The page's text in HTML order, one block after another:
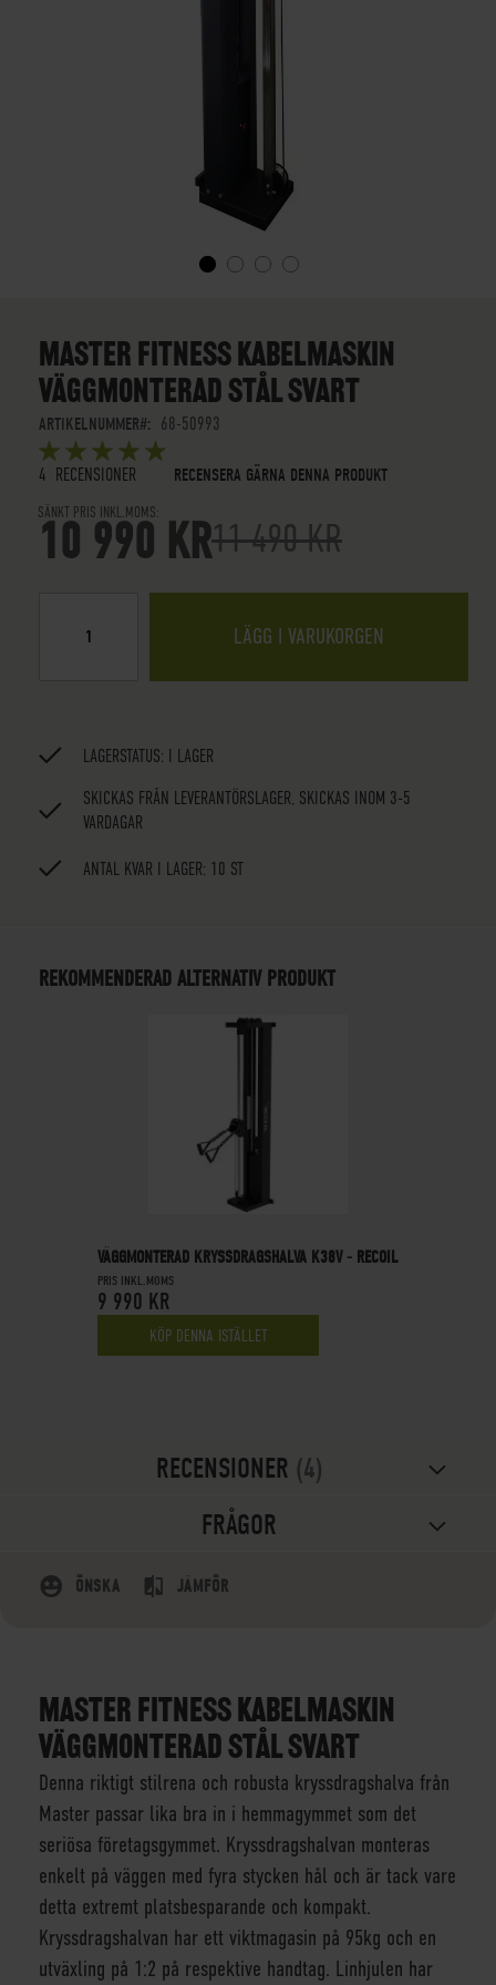
BEGINNING
IMAGES
GALLERY
MASTER FITNESS KABELMASKIN
VÄGGMONTERAD STÅL SVART
ARTIKELNUMMER
68-50993
BETYG:
5OUT OF5
STARS
4 RECENSIONER RECENSERA GÄRNA DENNA PRODUKT
SÄNKT PRIS INKL.MOMS
10 990 KR11 490 KR
LÄGG I VARUKORGEN
LAGERSTATUS: I LAGER
SKICKAS FRÅN LEVERANTÖRSLAGER, SKICKAS INOM 3-5
VARDAGAR
ANTAL KVAR I LAGER: 10 ST
REKOMMENDERAD ALTERNATIV PRODUKT
VÄGGMONTERAD KRYSSDRAGSHALVA K38V - RECOIL
PRIS INKL.MOMS
9 990 KR
KÖP DENNA ISTÄLLET
RECENSIONER 4
FRÅGOR
ÖNSKA JÄMFÖR
MASTER FITNESS KABELMASKIN
VÄGGMONTERAD STÅL SVART
Denna riktigt stilrena och robusta kryssdragshalva från
Master passar lika bra in i hemmagymmet som det
seriösa företagsgymmet. Kryssdragshalvan monteras
enkelt på väggen med fyra stycken hål och är tack vare
detta extremt platsbesparande och kompakt.
Kryssdragshalvan har ett viktmagasin på 95kg och en
utväxling på 1:2 på respektive handtag. Linhjulen har